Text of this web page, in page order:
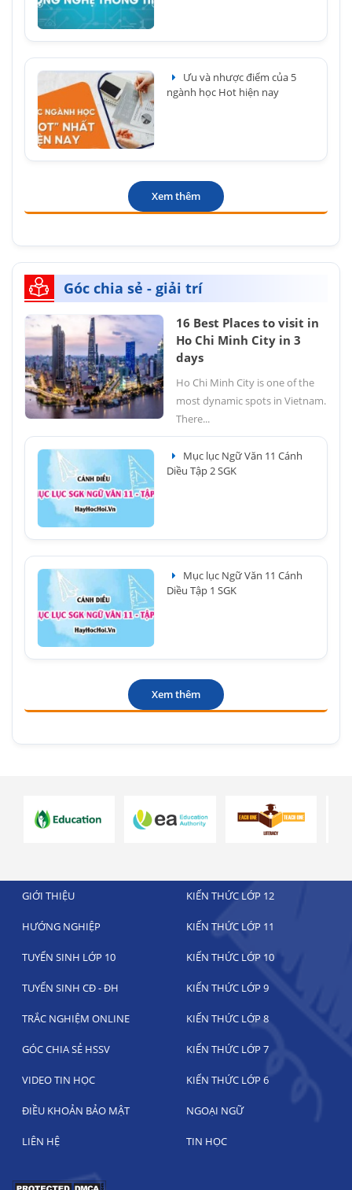
Ưu và nhược điểm của 5
ngành học Hot hiện nay
Xem thêm
Góc chia sẻ - giải trí
16 Best Places to visit in
Ho Chi Minh City in 3
days
Ho Chi Minh City is one of the
most dynamic spots in Vietnam.
There...
Mục lục Ngữ Văn 11 Cánh
Diều Tập 2 SGK
Mục lục Ngữ Văn 11 Cánh
Diều Tập 1 SGK
Xem thêm
GIỚI THIỆU KIẾN THỨC LỚP 12
HƯỚNG NGHIỆP KIẾN THỨC LỚP 11
TUYỂN SINH LỚP 10 KIẾN THỨC LỚP 10
TUYỂN SINH CĐ - ĐH KIẾN THỨC LỚP 9
TRẮC NGHIỆM ONLINE KIẾN THỨC LỚP 8
GÓC CHIA SẺ HSSV KIẾN THỨC LỚP 7
VIDEO TIN HỌC KIẾN THỨC LỚP 6
ĐIỀU KHOẢN BẢO MẬT NGOẠI NGỮ
LIÊN HỆ TIN HỌC